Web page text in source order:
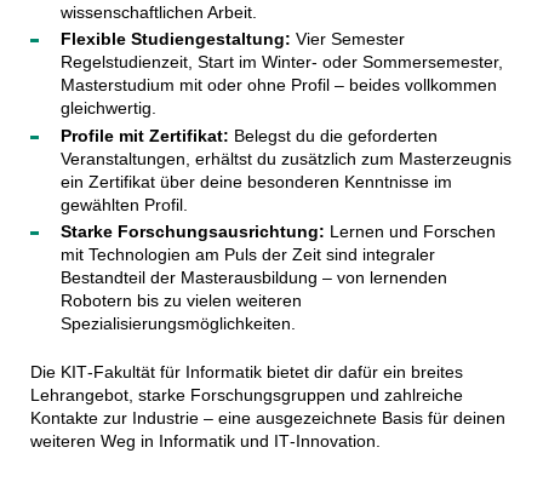
wissenschaftlichen Arbeit.
Flexible Studiengestaltung: Vier Semester
Regelstudienzeit, Start im Winter- oder Sommersemester,
Masterstudium mit oder ohne Profil – beides vollkommen
gleichwertig.
Profile mit Zertifikat: Belegst du die geforderten
Veranstaltungen, erhältst du zusätzlich zum Masterzeugnis
ein Zertifikat über deine besonderen Kenntnisse im
gewählten Profil.
Starke Forschungsausrichtung: Lernen und Forschen
mit Technologien am Puls der Zeit sind integraler
Bestandteil der Masterausbildung – von lernenden
Robotern bis zu vielen weiteren
Spezialisierungsmöglichkeiten.
Die KIT‑Fakultät für Informatik bietet dir dafür ein breites
Lehrangebot, starke Forschungsgruppen und zahlreiche
Kontakte zur Industrie – eine ausgezeichnete Basis für deinen
weiteren Weg in Informatik und IT‑Innovation.